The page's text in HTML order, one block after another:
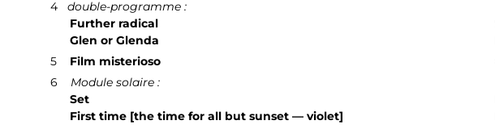
4double-programme :
Further radical
Glen or Glenda
5 Film misterioso
6 Module solaire :
Set
First time [the time for all but sunset — violet]